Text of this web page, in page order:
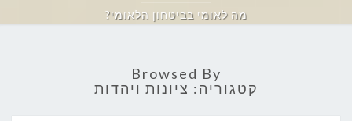
מה לאומי בביטחון הלאומי?
Browsed By
קטגוריה: ציונות ויהדות